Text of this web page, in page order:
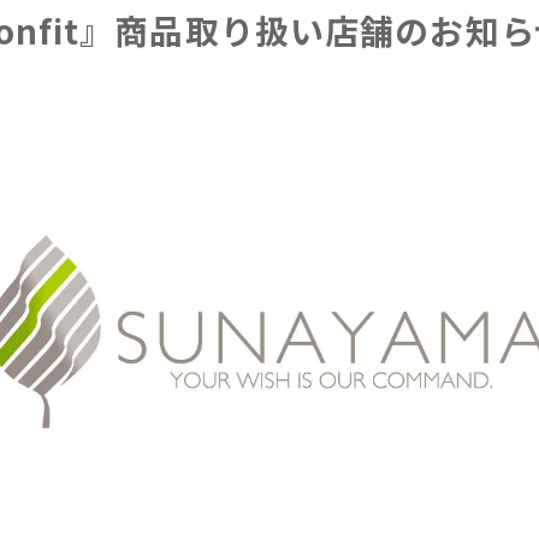
』商品取り扱い店舗のお知